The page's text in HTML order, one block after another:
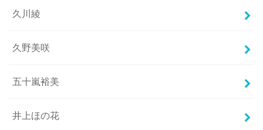
久川綾
久野美咲
五十嵐裕美
井上ほの花